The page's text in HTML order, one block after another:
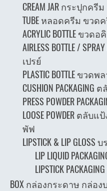
CREAM JAR กระปุกครีม
TUBE หลอดครีม ขวด
ACRYLIC BOTTLE ขวด
AIRLESS BOTTLE /
เปรย์
PLASTIC BOTTLE ขวด
CUSHION
PRESS POWDER
LOOSE POWDER ต
พัฟ
LIPSTICK & LIP
LIP LIQUID
LIPSTICK
BOX กล่องกระดาษ กล่อ